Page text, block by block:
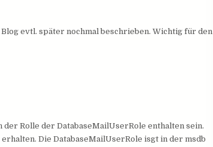
evtl. später nochmal beschrieben. Wichtig für den
Rolle der DatabaseMailUserRole enthalten sein.
Die DatabaseMailUserRole isgt in der msdb